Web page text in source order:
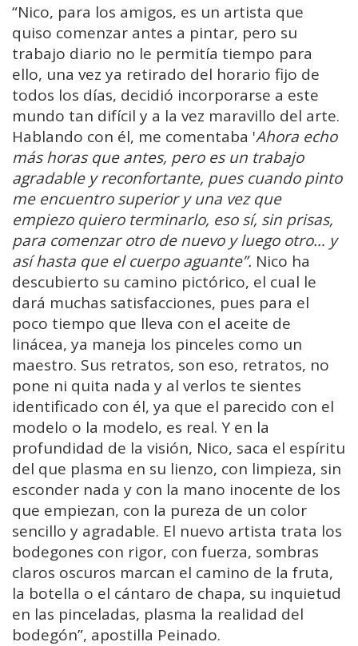
“Nico, para los amigos, es un artista que
quiso comenzar antes a pintar, pero su
trabajo diario no le permitía tiempo para
ello, una vez ya retirado del horario fijo de
todos los días, decidió incorporarse a este
mundo tan difícil y a la vez maravillo del arte.
Hablando con él, me comentaba 'Ahora echo
más horas que antes, pero es un trabajo
agradable y reconfortante, pues cuando pinto
me encuentro superior y una vez que
empiezo quiero terminarlo, eso sí, sin prisas,
para comenzar otro de nuevo y luego otro… y
así hasta que el cuerpo aguante”. Nico ha
descubierto su camino pictórico, el cual le
dará muchas satisfacciones, pues para el
poco tiempo que lleva con el aceite de
linácea, ya maneja los pinceles como un
maestro. Sus retratos, son eso, retratos, no
pone ni quita nada y al verlos te sientes
identificado con él, ya que el parecido con el
modelo o la modelo, es real. Y en la
profundidad de la visión, Nico, saca el espíritu
del que plasma en su lienzo, con limpieza, sin
esconder nada y con la mano inocente de los
que empiezan, con la pureza de un color
sencillo y agradable. El nuevo artista trata los
bodegones con rigor, con fuerza, sombras
claros oscuros marcan el camino de la fruta,
la botella o el cántaro de chapa, su inquietud
en las pinceladas, plasma la realidad del
bodegón”, apostilla Peinado.